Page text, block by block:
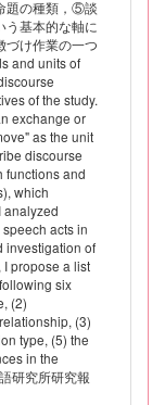
題の種類，⑤談
基本的な軸に
づけ作業の一つ
and units of
of the study.
exchange or
as the unit
discourse
functions and
which
analyzed
acts in
investigation of
propose a list
six
(2)
(3)
type, (5) the
in the
研究所研究報